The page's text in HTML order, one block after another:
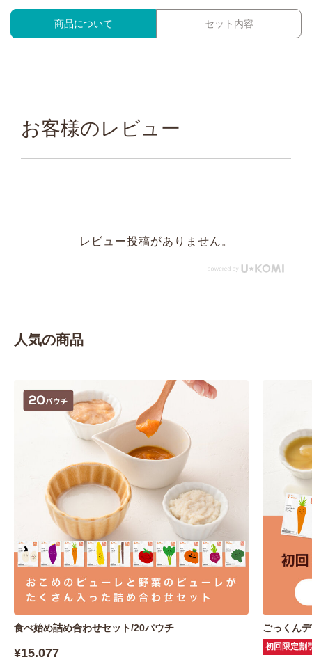
商品について セット内容
お客様のレビュー
レビュー投稿がありません。
人気の商品
食べ始め詰め合わせセット/20パウチ
¥15,077
ごっくん
初回限定割